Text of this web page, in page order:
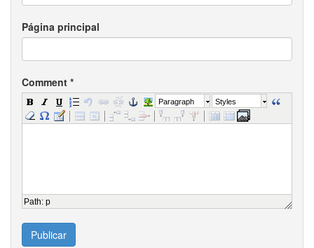
Página principal
Comment *
Paragraph Styles
Path: p
Publicar